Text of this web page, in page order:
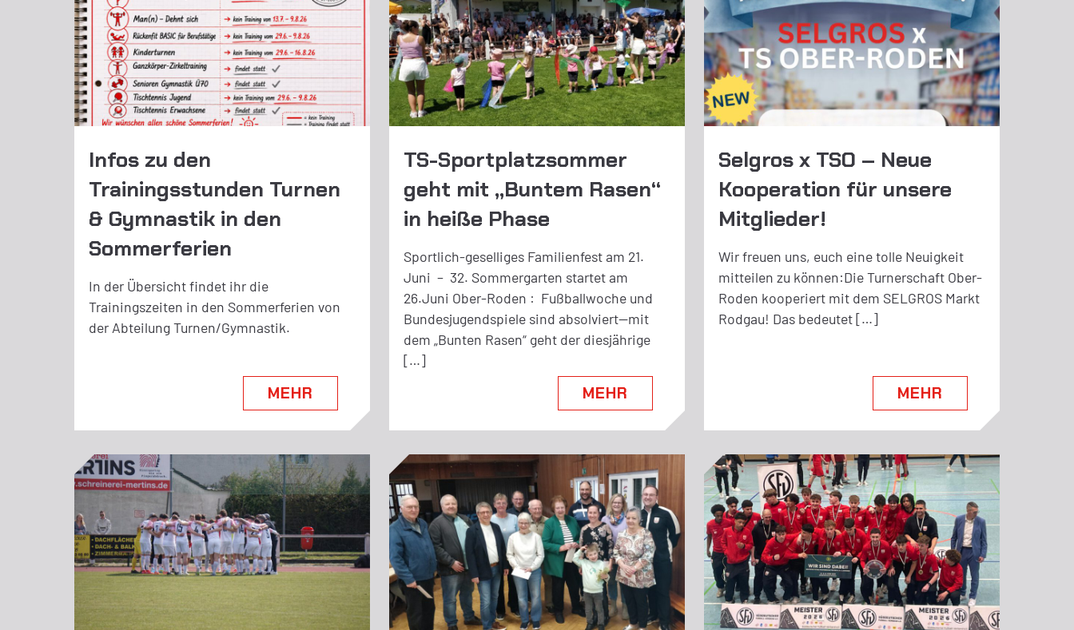
Infos zu den
Trainingsstunden Turnen
& Gymnastik in den
Sommerferien
In der Übersicht findet ihr die
Trainingszeiten in den Sommerferien von
der Abteilung Turnen/Gymnastik.
MEHR
TS-Sportplatzsommer
geht mit „Buntem Rasen“
in heiße Phase
Sportlich-geselliges Familienfest am 21.
Juni – 32. Sommergarten startet am
26.Juni Ober-Roden : Fußballwoche und
Bundesjugendspiele sind absolviert—mit
dem „Bunten Rasen“ geht der diesjährige
[…]
MEHR
Selgros x TSO – Neue
Kooperation für unsere
Mitglieder!
Wir freuen uns, euch eine tolle Neuigkeit
mitteilen zu können:Die Turnerschaft Ober-
Roden kooperiert mit dem SELGROS Markt
Rodgau! Das bedeutet […]
MEHR